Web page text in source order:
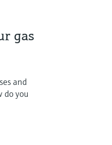
gas
and
do you